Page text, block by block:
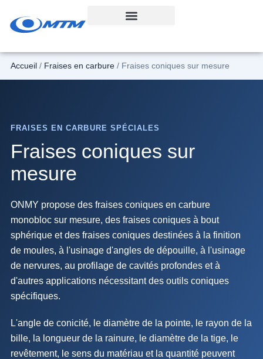
au
Accueil/ Fraises en carbure/ Fraises coniques sur mesure
FRAISES EN CARBURE SPÉCIALES
Fraises coniques sur
mesure
ONMY propose des fraises coniques en carbure
monobloc sur mesure, des fraises coniques à bout
sphérique et des fraises coniques destinées à la finition
de moules, à l'usinage d'angles de dépouille, à l'usinage
de nervures, au profilage de cavités profondes et à
d'autres applications nécessitant des outils coniques
spécifiques.
L'angle de conicité, le diamètre de la pointe, le rayon de la
bille, la longueur de la rainure, le diamètre de la tige, le
revêtement, le sens du matériau et la quantité peuvent